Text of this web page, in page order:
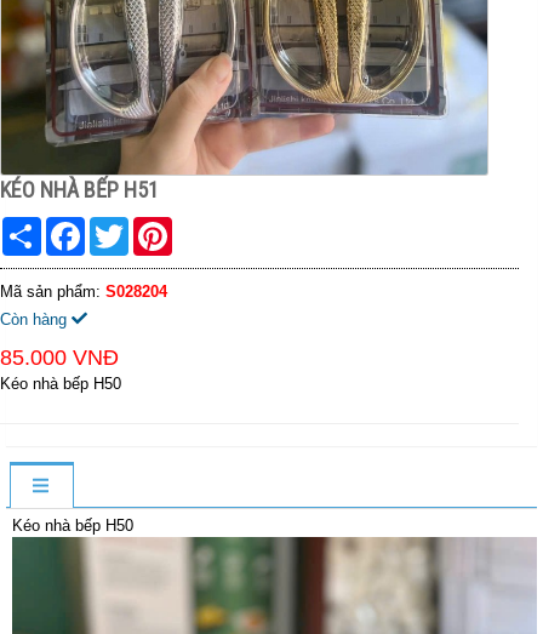
KÉO NHÀ BẾP H51
Share FacebookTwitter
Mã sản phẩm: S028204
Còn hàng
85.000 VNĐ
Kéo nhà bếp H50
Kéo nhà bếp H50